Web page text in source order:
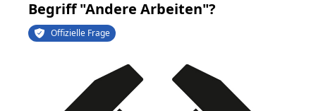
Begriff "Andere Arbeiten"?
Offizielle Frage